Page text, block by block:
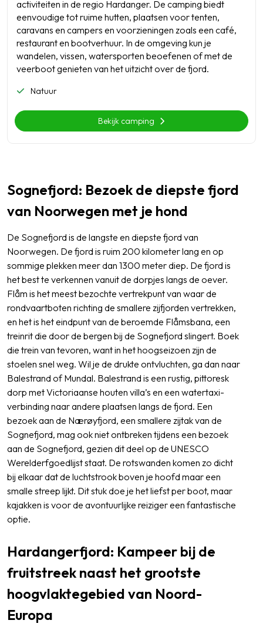
activiteiten in de regio Hardanger. De camping biedt
eenvoudige tot ruime hutten, plaatsen voor tenten,
caravans en campers en voorzieningen zoals een café,
restaurant en bootverhuur. In de omgeving kun je
wandelen, vissen, watersporten beoefenen of met de
veerboot genieten van het uitzicht over de fjord.
Natuur
Bekijk camping
Sognefjord: Bezoek de diepste fjord
van Noorwegen met je hond
De Sognefjord is de langste en diepste fjord van
Noorwegen. De fjord is ruim 200 kilometer lang en op
sommige plekken meer dan 1300 meter diep. De fjord is
het best te verkennen vanuit de dorpjes langs de oever.
Flåm is het meest bezochte vertrekpunt van waar de
rondvaartboten richting de smallere zijfjorden vertrekken,
en het is het eindpunt van de beroemde Flåmsbana, een
treinrit die door de bergen bij de Sognefjord slingert. Boek
die trein van tevoren, want in het hoogseizoen zijn de
stoelen snel weg. Wil je de drukte ontvluchten, ga dan naar
Balestrand of Mundal. Balestrand is een rustig, pittoresk
dorp met Victoriaanse houten villa’s en een watertaxi-
verbinding naar andere plaatsen langs de fjord. Een
bezoek aan de Nærøyfjord, een smallere zijtak van de
Sognefjord, mag ook niet ontbreken tijdens een bezoek
aan de Sognefjord, gezien dit deel op de UNESCO
Werelderfgoedlijst staat. De rotswanden komen zo dicht
bij elkaar dat de luchtstrook boven je hoofd maar een
smalle streep lijkt. Dit stuk doe je het liefst per boot, maar
kajakken is voor de avontuurlijke reiziger een fantastische
optie.
Hardangerfjord: Kampeer bij de
fruitstreek naast het grootste
hoogvlaktegebied van Noord-
Europa